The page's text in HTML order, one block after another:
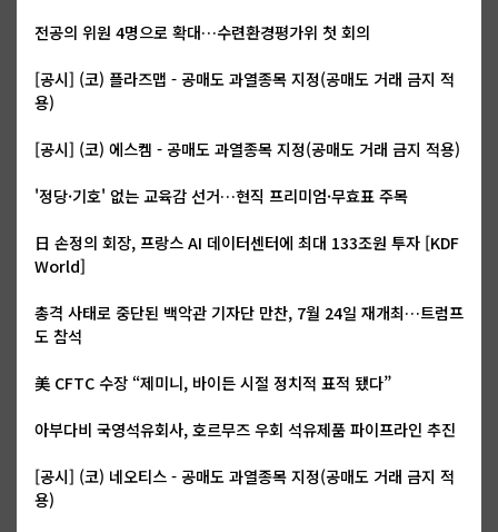
전공의 위원 4명으로 확대…수련환경평가위 첫 회의
[공시] (코) 플라즈맵 - 공매도 과열종목 지정(공매도 거래 금지 적
용)
[공시] (코) 에스켐 - 공매도 과열종목 지정(공매도 거래 금지 적용)
'정당·기호' 없는 교육감 선거…현직 프리미엄·무효표 주목
日 손정의 회장, 프랑스 AI 데이터센터에 최대 133조원 투자 [KDF
World]
총격 사태로 중단된 백악관 기자단 만찬, 7월 24일 재개최…트럼프
도 참석
美 CFTC 수장 “제미니, 바이든 시절 정치적 표적 됐다”
아부다비 국영석유회사, 호르무즈 우회 석유제품 파이프라인 추진
[공시] (코) 네오티스 - 공매도 과열종목 지정(공매도 거래 금지 적
용)